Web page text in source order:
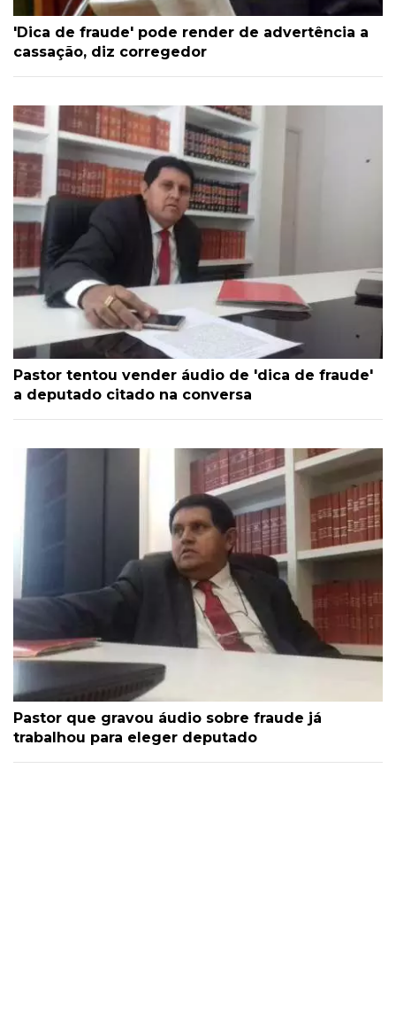
'Dica de fraude' pode render de advertência a
cassação, diz corregedor
Pastor tentou vender áudio de 'dica de fraude'
a deputado citado na conversa
Pastor que gravou áudio sobre fraude já
trabalhou para eleger deputado